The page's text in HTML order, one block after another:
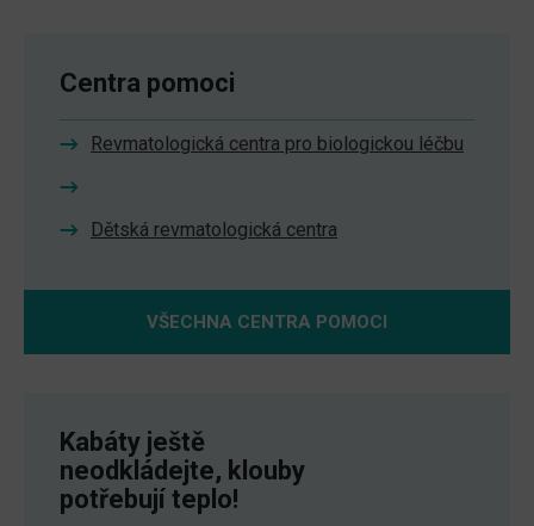
Centra pomoci
Revmatologická centra pro biologickou léčbu
Dětská revmatologická centra
VŠECHNA CENTRA POMOCI
Kabáty ještě
neodkládejte, klouby
potřebují teplo!